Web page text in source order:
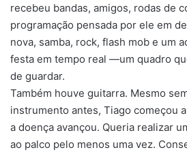
recebeu bandas, amigos, rodas de
programação pensada por ele em
nova, samba, rock, flash mob e um
festa em tempo real —um quadro
de guardar.
Também houve guitarra. Mesmo
instrumento antes, Tiago começou
a doença avançou. Queria realizar
ao palco pelo menos uma vez.